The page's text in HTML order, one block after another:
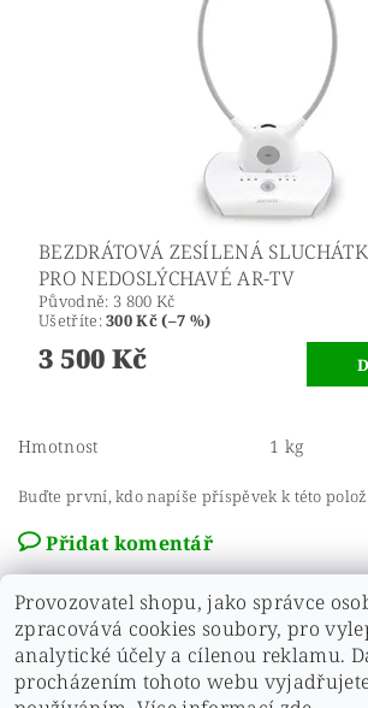
BEZDRÁTOVÁ ZESÍLENÁ
PRO NEDOSLÝCHAVÉ AR-TV
Původně: 3 800 Kč
Ušetříte:300 Kč (–7 %)
3 500 Kč
Hmotnost 1 kg
Buďte první, kdo napíše příspěvek k této
Přidat komentář
Provozovatel shopu, jako správce
zpracovává cookies soubory, pro
analytické účely a cílenou reklamu.
procházením tohoto webu